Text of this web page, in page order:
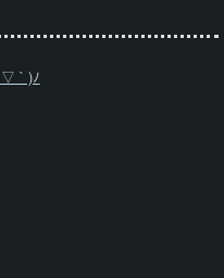
▽ ` )ﾉ